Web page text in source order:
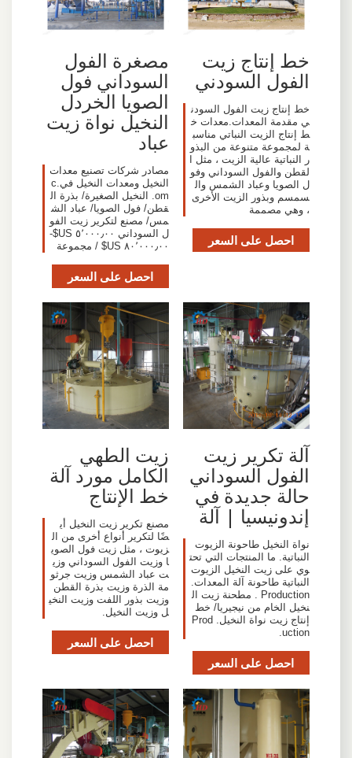
خط إنتاج زيت
الفول السودني
خط إنتاج زيت الفول السودن
ي مقدمة المعدات.معدات خ
ط إنتاج الزيت النباتي مناسب
ة لمجموعة متنوعة من البذو
ر النباتية عالية الزيت ، مثل ا
لقطن والفول السوداني وفو
ل الصويا وعباد الشمس وال
سمسم وبذور الزيت الأخرى
، وهي مصممة
احصل على السعر
مصغرة الفول
السوداني فول
الصويا الخردل
النخيل نواة زيت
عباد
مصادر شركات تصنيع معدات
النخيل ومعدات النخيل في.c
om. النخيل الصغيرة/ بذرة ال
قطن/ فول الصويا/ عباد الش
مس/ مصنع لتكرير زيت الفو
ل السوداني ٥٬٠٠٠٫٠٠ US$-
٨٠٬٠٠٠٫٠٠ US$ / مجموعة
احصل على السعر
آلة تكرير زيت
الفول السوداني
حالة جديدة في
إندونيسيا | آلة
نواة النخيل طاحونة الزيوت
النباتية. ما المنتجات التي تحت
وي على زيت النخيل الزيوت
النباتية طاحونة آلة المعدات.
Production . مطحنة زيت ال
نخيل الخام من نيجيريا/ خط
إنتاج زيت نواة النخيل. Prod
uction.
احصل على السعر
زيت الطهي
الكامل مورد آلة
خط الإنتاج
مصنع تكرير زيت النخيل أي
ضًا لتكرير أنواع أخرى من ال
زيوت ، مثل زيت فول الصوي
ا وزيت الفول السوداني وزي
ت عباد الشمس وزيت جرثو
مة الذرة وزيت بذرة القطن
وزيت بذور اللفت وزيت النخي
ل وزيت النخيل.
احصل على السعر